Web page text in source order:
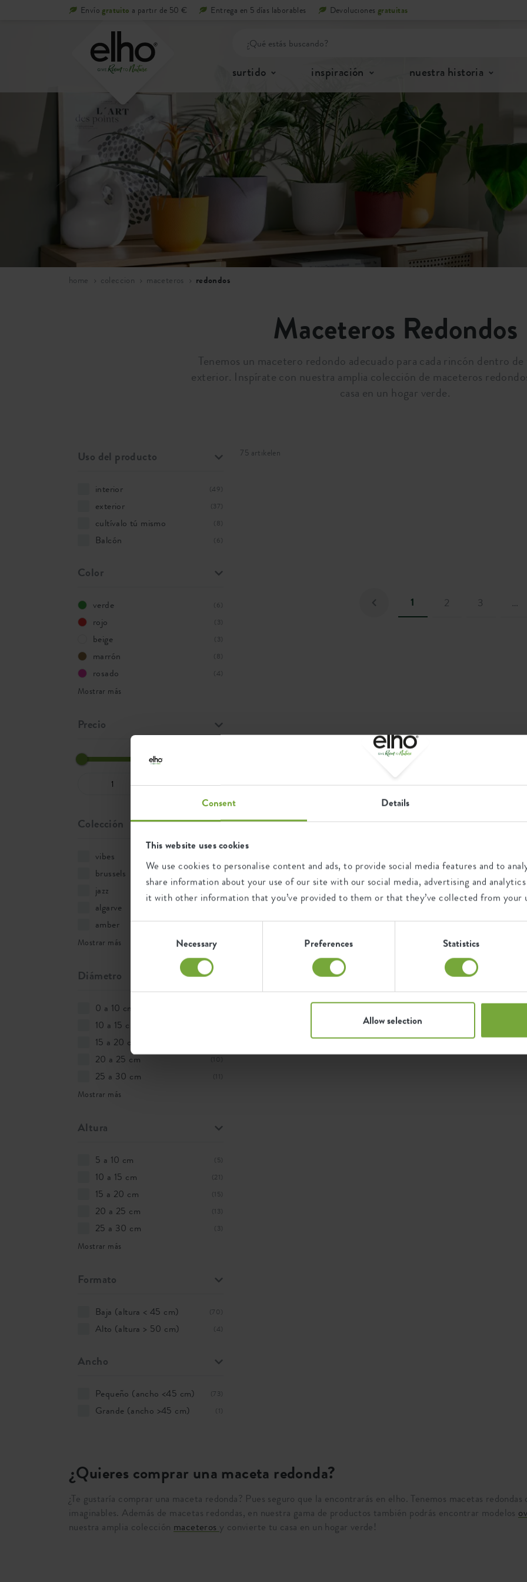
Consent Details
This website uses cookies
We use cookies to personalise content and ads, to provide social media features and to
share information about your use of our site with our social media, advertising and
it with other information that you’ve provided to them or that they’ve collected from your
Necessary Preferences Statistics
Allow selection
Envíogratuito a partir de 50 € Entrega en 5 días laborables Devoluciones gratuitas
surtido inspiración nuestra historia
home coleccion maceteros redondos
Maceteros Redondos
Tenemos un macetero redondo adecuado para cada rincón dentro de
exterior. Inspírate con nuestra amplia colección de maceteros
casa en un hogar verde.
Uso del producto
interior (49)
exterior (37)
cultívalo tú mismo (8)
Balcón (6)
Color
verde (6)
rojo (3)
beige (3)
marrón (8)
rosado (4)
Mostrar más
Precio
Colección
vibes
brussels
jazz
algarve
amber (4)
Mostrar más
Diámetro
0 a 10 cm
10 a 15 cm
15 a 20 cm
20 a 25 cm (10)
25 a 30 cm
Mostrar más
Altura
5 a 10 cm (5)
10 a 15 cm (21)
15 a 20 cm (15)
20 a 25 cm (13)
25 a 30 cm (3)
Mostrar más
Formato
Baja (altura < 45 cm) (70)
Alto (altura > 50 cm) (4)
Ancho
Pequeño (ancho <45 cm) (73)
Grande (ancho >45 cm) (1)
75 artikelen
1 2 3 …
¿Quieres comprar una maceta redonda?
¿Te gustaría comprar una maceta redonda? Pues seguro que la encontrarás en elho. Tenemos macetas
imaginables. Además de macetas redondas, en nuestra gama de productos también podrás encontrar modelos
nuestra amplia colección maceteros y convierte tu casa en un hogar verde!